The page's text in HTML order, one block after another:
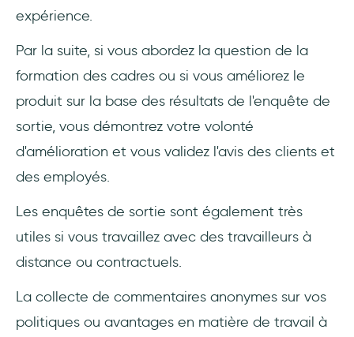
expérience.
Par la suite, si vous abordez la question de la
formation des cadres ou si vous améliorez le
produit sur la base des résultats de l'enquête de
sortie, vous démontrez votre volonté
d'amélioration et vous validez l'avis des clients et
des employés.
Les enquêtes de sortie sont également très
utiles si vous travaillez avec des travailleurs à
distance ou contractuels.
La collecte de commentaires anonymes sur vos
politiques ou avantages en matière de travail à